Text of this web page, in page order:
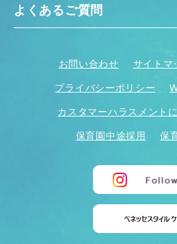
よくあるご質問
お問い合わせ サイトマ
プライバシーポリシー
カスタマーハラスメント
保育園中途採用 保